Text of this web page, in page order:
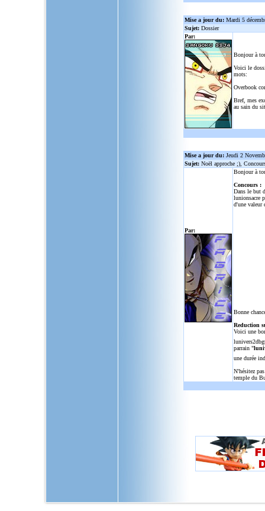
Mise a jour du: Mardi 5
Sujet: Dossier
Par:
Bonjour à
Voici le
mots:
Overbook
Bref, mes
au sain du
Mise a jour du: Jeudi 2
Sujet: Noël approche ;),
Par:
Bonjour à
Concours :
Dans le but
lunionsacre
d'une valeur
Bonne
Reduction
Voici une
parrain "
une durée
N'hésitez
temple du